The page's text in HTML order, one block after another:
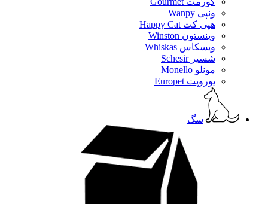
ونپی Wanpy
هپی کت Happy Cat
وینستون Winston
ویسکاس Whiskas
شسیر Schesir
مونلو Monello
یوروپت Europet
سگ